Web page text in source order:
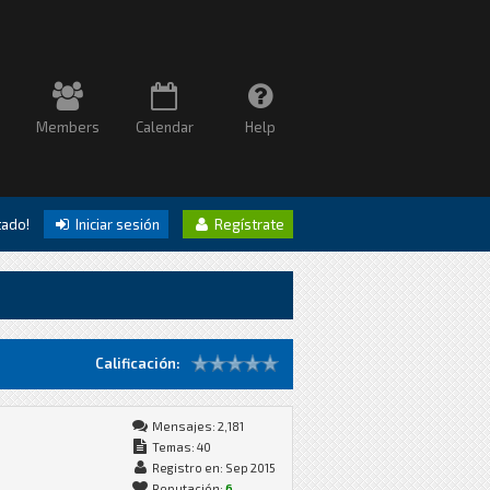
Members Calendar Help
Iniciar sesión Regístrate
Calificación:
Mensajes: 2,181
Temas: 40
Registro en: Sep 2015